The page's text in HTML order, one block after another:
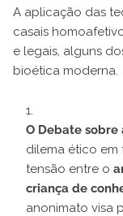
A aplicação das
casais
e legais, alguns
bioética moderna.
O Debate sobre
dilema ético
tensão entre o
criança de
anonimato visa